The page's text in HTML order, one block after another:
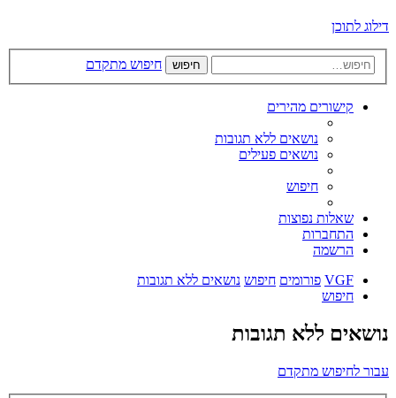
דילוג לתוכן
חיפוש חיפוש מתקדם
קישורים מהירים
נושאים ללא תגובות
נושאים פעילים
חיפוש
שאלות נפוצות
התחברות
הרשמה
VGF פורומים חיפוש נושאים ללא תגובות
חיפוש
נושאים ללא תגובות
עבור לחיפוש מתקדם